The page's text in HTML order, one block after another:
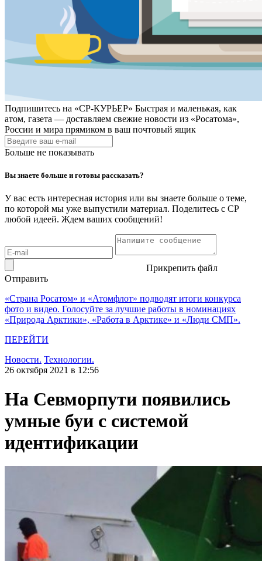
Подпишитесь на «СР-КУРЬЕР» Быстрая и маленькая, как
атом, газета — доставляем свежие новости из «Росатома»,
России и мира прямиком в ваш почтовый ящик
Больше не показывать
Вы знаете больше и готовы рассказать?
У вас есть интересная история или вы знаете больше о теме,
по которой мы уже выпустили материал. Поделитесь с СР
любой идеей. Ждем ваших сообщений!
Прикрепить файл
Отправить
«Страна Росатом» и «Атомфлот» подводят итоги конкурса
фото и видео. Голосуйте за лучшие работы в номинациях
«Природа Арктики», «Работа в Арктике» и «Люди СМП».
ПЕРЕЙТИ
Новости. Технологии.
26 октября 2021 в 12:56
На Севморпути появились
умные буи с системой
идентификации